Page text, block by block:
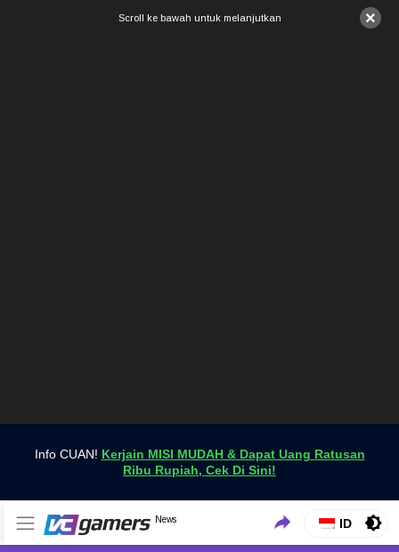
×
Scroll ke bawah untuk melanjutkan
Info CUAN! Kerjain MISI MUDAH & Dapat Uang Ratusan
Ribu Rupiah, Cek Di Sini!
VCGamers News
News
Dapatkan Berita Games Terbaru Hanya di VCGamers
ID